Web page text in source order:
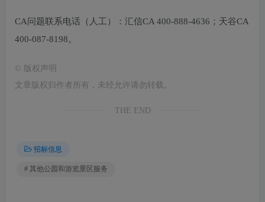
CA问题联系电话（人工）：汇信CA 400-888-4636；天谷CA
400-087-8198。
©
版权声明
文章版权归作者所有，未经允许请勿转载。
THE END
招标信息
# 其他公园和游览景区服务